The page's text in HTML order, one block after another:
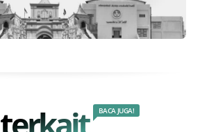
BACA JUGA!